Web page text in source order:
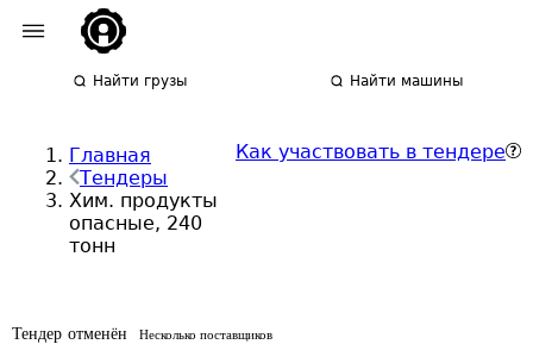
Найти грузы Найти машины
Главная
Тендеры
Хим. продукты
опасные, 240
тонн
Как участвовать в тендере
Тендер отменён Несколько поставщиков